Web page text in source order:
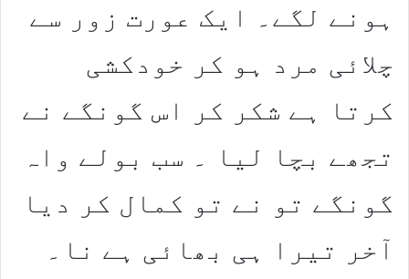
ہونے لگے۔ ایک عورت زور سے
چلائی مرد ہو کر خودکشی
کرتا ہے شکر کر اس گونگے نے
تجھے بچا لیا ۔ سب بولے واہ
گونگے تو نے تو کمال کر دیا
آخر تیرا ہی بھائی ہے نا۔